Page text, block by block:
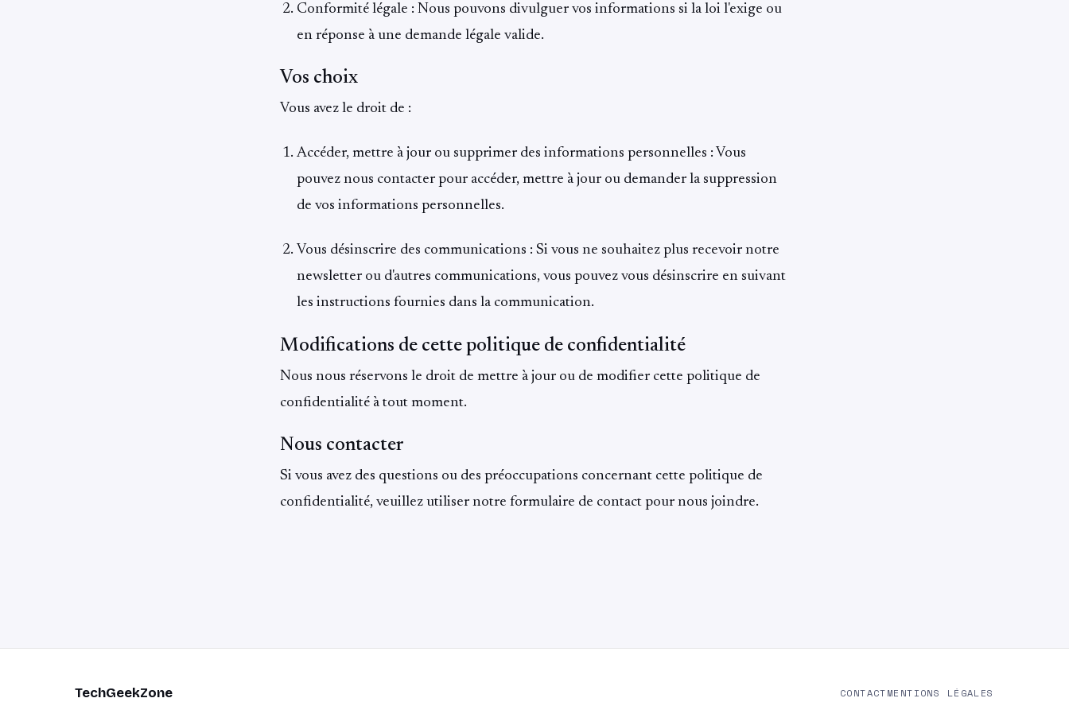
Conformité légale : Nous pouvons divulguer vos informations si la loi l'exige ou
en réponse à une demande légale valide.
Vos choix
Vous avez le droit de :
Accéder, mettre à jour ou supprimer des informations personnelles : Vous
pouvez nous contacter pour accéder, mettre à jour ou demander la suppression
de vos informations personnelles.
Vous désinscrire des communications : Si vous ne souhaitez plus recevoir notre
newsletter ou d'autres communications, vous pouvez vous désinscrire en suivant
les instructions fournies dans la communication.
Modifications de cette politique de confidentialité
Nous nous réservons le droit de mettre à jour ou de modifier cette politique de
confidentialité à tout moment.
Nous contacter
Si vous avez des questions ou des préoccupations concernant cette politique de
confidentialité, veuillez utiliser notre formulaire de contact pour nous joindre.
TechGeekZone CONTACTMENTIONS LÉGALES